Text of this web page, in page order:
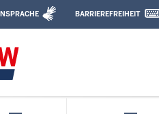
BARRIEREFREIHEIT